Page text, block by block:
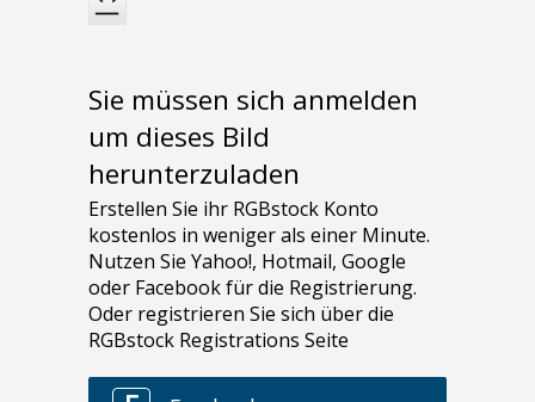
Sie müssen sich anmelden
um dieses Bild
herunterzuladen